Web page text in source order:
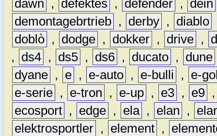
dawn , defektes , defender , dein
demontagebrtrieb , derby , diablo
doblò , dodge , dokker , drive ,
,
ds4 , ds5 , ds6 , ducato , dune
dyane , e , e-auto , e-bulli ,
e-
e-serie , e-tron , e-up , e3 , e9
ecosport , edge , ela , elan ,
elektrosportler , element ,